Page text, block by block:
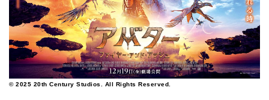
© 2025 20th Century Studios. All Rights Reserved.